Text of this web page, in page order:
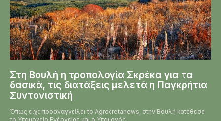
Στη Βουλή η τροπολογία Σκρέκα για τα
δασικά, τις διατάξεις μελετά η Παγκρήτια
Συντονιστική
Όπως είχε προαναγγείλει το Agrocretanews, στην Βουλή κατέθεσε
το Υπουργείο Ενέργειας και ο Υπουργός...